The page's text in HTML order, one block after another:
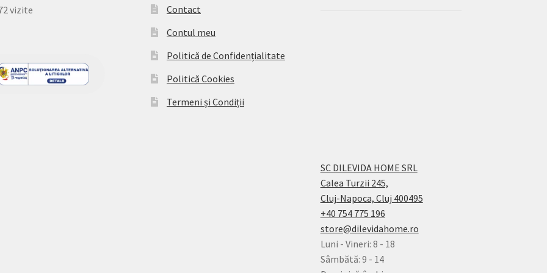
vizite
Contact
Contul meu
Politică de Confidențialitate
Politică Cookies
Termeni și Condiții
SC DILEVIDA HOME SRL
Calea Turzii 245,
Cluj-Napoca, Cluj 400495
+40 754 775 196
store@dilevidahome.ro
Luni - Vineri: 8 - 18
Sâmbătă: 9 - 14